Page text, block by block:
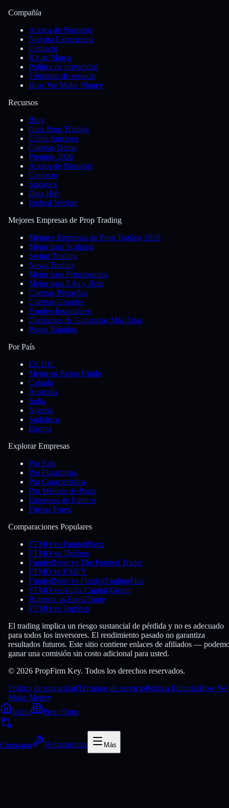
Compañía
Acerca de Nosotros
Nuestra Experiencia
Contacto
Kit de Marca
Política de privacidad
Términos de servicio
How We Make Money
Recursos
Blog
Guía Prop Trading
Cómo funciona
Cuentas Demo
Premios 2026
Acerca de Nosotros
Contacto
Statistics
Data Hub
Embed Widget
Mejores Empresas de Prop Trading
Mejores Empresas de Prop Trading 2026
Mejor para Scalping
Swing Trading
News Trading
Mejor para Principiantes
Mejor para EAs y Bots
Cuentas Pequeñas
Cuentas Grandes
Fondeo Instantáneo
Divisiones de Ganancias Más Altas
Pagos Rápidos
Por País
EE.UU.
Mejor en Reino Unido
Canadá
Australia
India
Nigeria
Sudáfrica
Europa
Explorar Empresas
Por País
Por Plataforma
Por Característica
Por Método de Pago
Empresas de Futuros
Firmas Forex
Comparaciones Populares
FTMO vs FundedNext
FTMO vs The5ers
FundedNext vs The Funded Trader
FTMO vs FXIFY
FundedNext vs FundedTradingPlus
FTMO vs Alpha Capital Group
Bulenox vs Earn2Trade
FTMO vs TopStep
El trading implica un riesgo sustancial de pérdida y no es adecuado
para todos los inversores. El rendimiento pasado no garantiza
resultados futuros. Este sitio contiene enlaces de afiliados —
ganar una comisión sin costo adicional para usted.
© 2026 PropFirm Key. Todos los derechos reservados.
Política de privacidadTérminos de servicioPolítica EditorialHow We
Make Money
Inicio
Prop Firms
Comparar Herramientas Más